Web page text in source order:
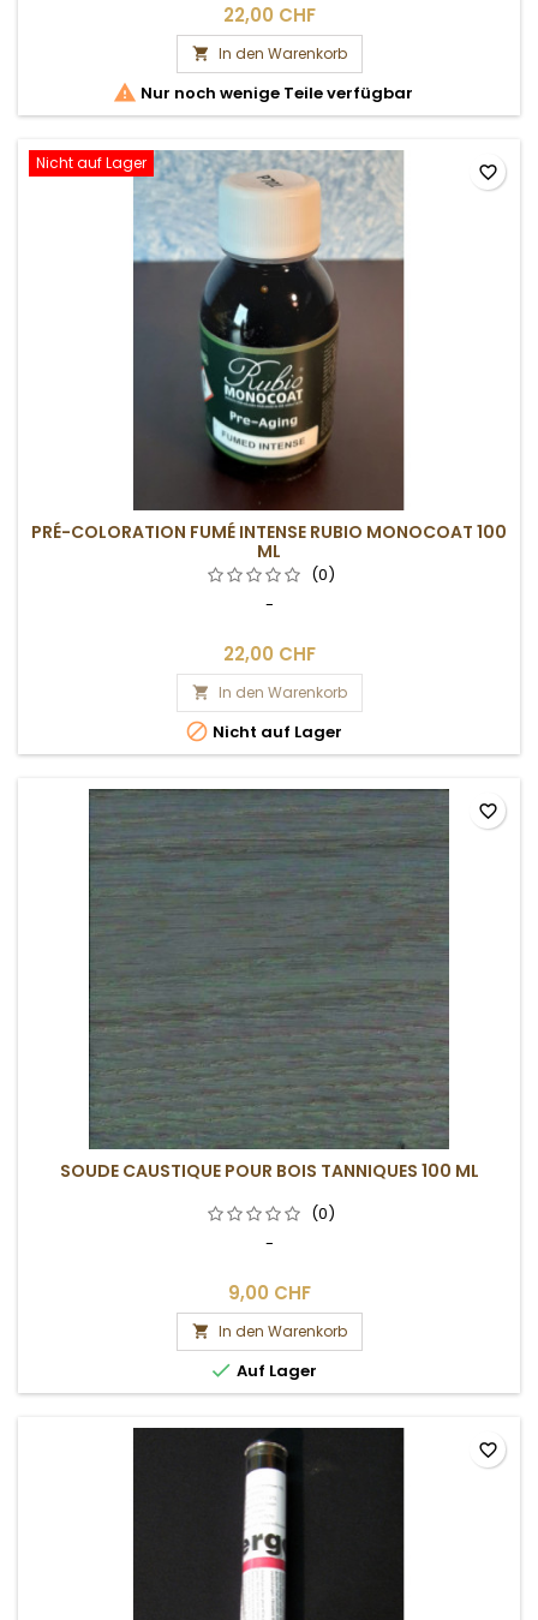
22,00 CHF
 In den Warenkorb
 Nur noch wenige Teile verfügbar
Nicht auf Lager
PRÉ-COLORATION FUMÉ INTENSE RUBIO MONOCOAT 100
ML
(0)
-
22,00 CHF
 In den Warenkorb
 Nicht auf Lager
favorite_border
SOUDE CAUSTIQUE POUR BOIS TANNIQUES 100 ML
(0)
-
9,00 CHF
 In den Warenkorb
 Auf Lager
favorite_border
favorite_border